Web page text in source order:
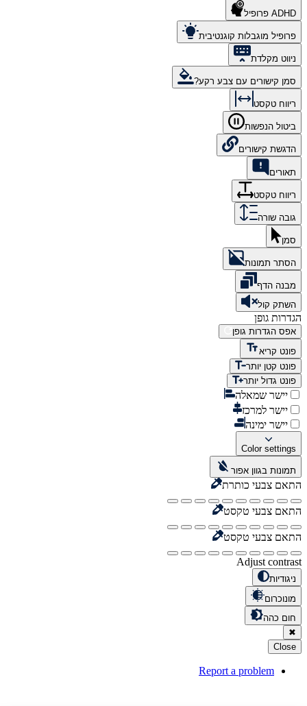
ADHD פרופיל
פרופיל מוגבלות קוגנטיבית
ניווט מקלדת
סמן קישורים עם צבע רקע?
ריווח טקסט
ביטול הנפשות
הדגשת קישורים
תאורים
ריווח טקסט
גובה שורה
סמן
הסתר תמונות
מבנה הדף
השתק קול
הגדרות גופן
אפס הגדרות גופן
פונט קריא
פונט קטן יותר
פונט גדול יותר
יישר שמאלה
יישר למרכז
יישר ימינה
Color settings
תמונות בגוון אפור
התאם צבעי כותרת
התאם צבעי טקסט
התאם צבעי טקסט
Adjust contrast
ניגודיות
מונוכרום
חום כהה
✖
Close
Report a problem